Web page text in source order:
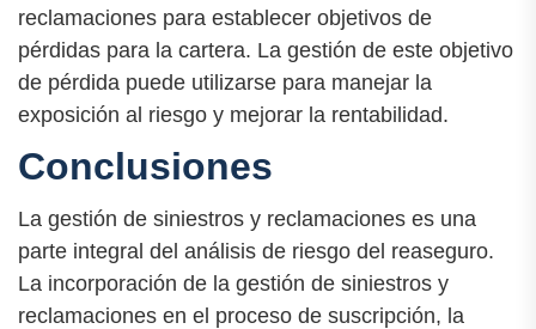
reclamaciones para establecer objetivos de
pérdidas para la cartera. La gestión de este objetivo
de pérdida puede utilizarse para manejar la
exposición al riesgo y mejorar la rentabilidad.
Conclusiones
La gestión de siniestros y reclamaciones es una
parte integral del análisis de riesgo del reaseguro.
La incorporación de la gestión de siniestros y
reclamaciones en el proceso de suscripción, la